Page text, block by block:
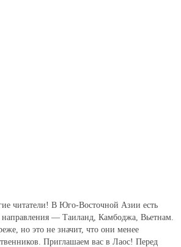
читатели! В Юго-Восточной Азии есть
направления — Таиланд, Камбоджа, Вьетнам.
но это не значит, что они менее
Приглашаем вас в Лаос! Перед